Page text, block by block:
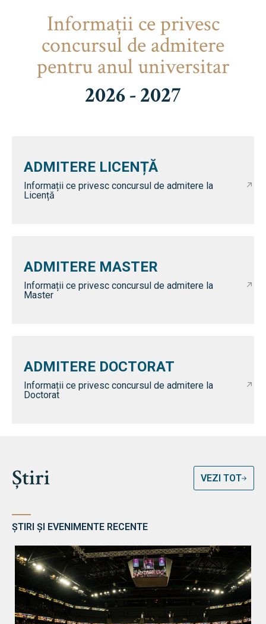
Informaţii ce privesc
concursul de admitere
pentru anul universitar
2026 - 2027
ADMITERE LICENȚĂ
Informații ce privesc concursul de admitere la
Licență
ADMITERE MASTER
Informații ce privesc concursul de admitere la
Master
ADMITERE DOCTORAT
Informații ce privesc concursul de admitere la
Doctorat
Știri VEZI TOT
ȘTIRI ȘI EVENIMENTE RECENTE